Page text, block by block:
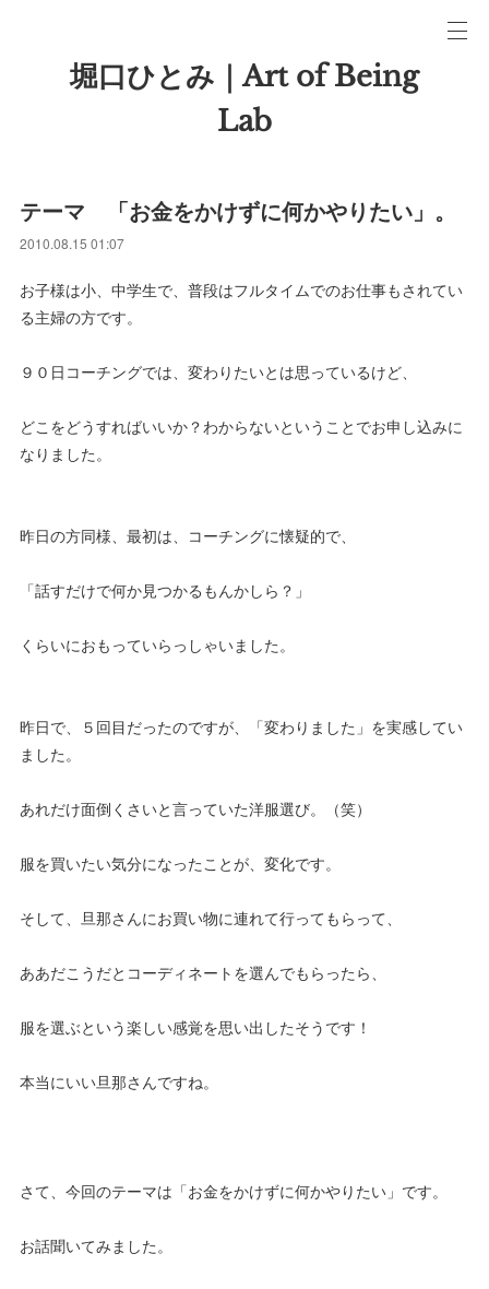
堀口ひとみ｜Art of Being
Lab
テーマ 「お金をかけずに何かやりたい」。
2010.08.15 01:07
お子様は小、中学生で、普段はフルタイムでのお仕事もされてい
る主婦の方です。
９０日コーチングでは、変わりたいとは思っているけど、
どこをどうすればいいか？わからないということでお申し込みに
なりました。
昨日の方同様、最初は、コーチングに懐疑的で、
「話すだけで何か見つかるもんかしら？」
くらいにおもっていらっしゃいました。
昨日で、５回目だったのですが、「変わりました」を実感してい
ました。
あれだけ面倒くさいと言っていた洋服選び。（笑）
服を買いたい気分になったことが、変化です。
そして、旦那さんにお買い物に連れて行ってもらって、
ああだこうだとコーディネートを選んでもらったら、
服を選ぶという楽しい感覚を思い出したそうです！
本当にいい旦那さんですね。
さて、今回のテーマは「お金をかけずに何かやりたい」です。
お話聞いてみました。